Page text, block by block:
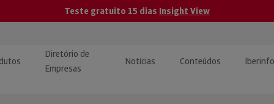
Teste gratuito 15 dias Insight View
Diretório de
Empresas
Notícias Conteúdos